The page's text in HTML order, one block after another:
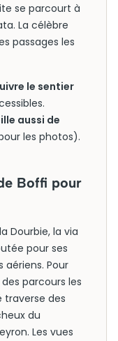
se parcourt à
La célèbre
passages les
le sentier
aussi de
les photos).
Boffi pour
Dourbie, la via
pour ses
aériens. Pour
parcours les
traverse des
du
Les vues